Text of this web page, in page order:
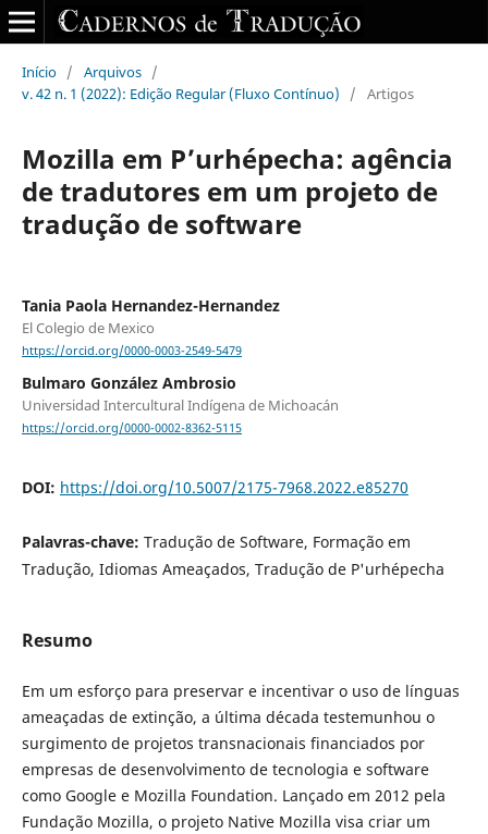
Início / Arquivos /
v. 42 n. 1 (2022): Edição Regular (Fluxo Contínuo)
/ Artigos
Mozilla em P’urhépecha: agência
de tradutores em um projeto de
tradução de software
Tania Paola Hernandez-Hernandez
El Colegio de Mexico
https://orcid.org/0000-0003-2549-5479
Bulmaro González Ambrosio
Universidad Intercultural Indígena de Michoacán
https://orcid.org/0000-0002-8362-5115
DOI: https://doi.org/10.5007/2175-7968.2022.e85270
Palavras-chave: Tradução de Software, Formação em
Tradução, Idiomas Ameaçados, Tradução de P'urhépecha
Resumo
Em um esforço para preservar e incentivar o uso de línguas
ameaçadas de extinção, a última década testemunhou o
surgimento de projetos transnacionais financiados por
empresas de desenvolvimento de tecnologia e software
como Google e Mozilla Foundation. Lançado em 2012 pela
Fundação Mozilla, o projeto Native Mozilla visa criar um